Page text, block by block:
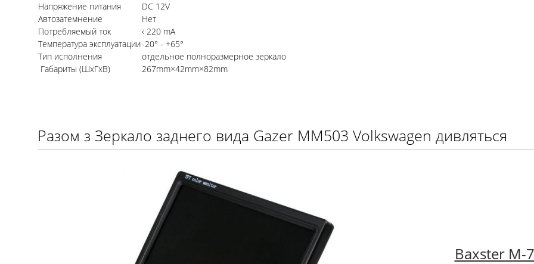
Напряжение питания
DC 12V
Автозатемнение
Нет
Потребляемый ток
‹ 220 mA
Температура эксплуатации-20° - +65°
Тип исполнения
отдельное полноразмерное зеркало
Габариты (ШхГхВ)
267mm×42mm×82mm
Разом з Зеркало заднего вида Gazer MM503 Volkswagen дивляться
Baxster M-